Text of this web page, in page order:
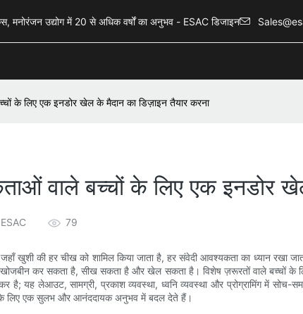
उद्योग में 20 से अधिक वर्षों का अनुभव - ESAC डिजाइन
के लिए एक इनडोर खेल के मैदान का डिज़ाइन तैयार करना
वाले बच्चों के लिए एक इनडोर
ESAC 79
खुशी की हर चीख को शामिल किया जाता है, हर संवेदी आवश्यकता का ध्यान रखा
खोजबीन कर सकता है, सीख सकता है और खेल सकता है। विशेष ज़रूरतों वाले बच्चों के
है; यह लेआउट, सामग्री, प्रकाश व्यवस्था, ध्वनि व्यवस्था और प्रोग्रामिंग में सोच-
के लिए एक सुलभ और आनंददायक अनुभव में बदल देते हैं।